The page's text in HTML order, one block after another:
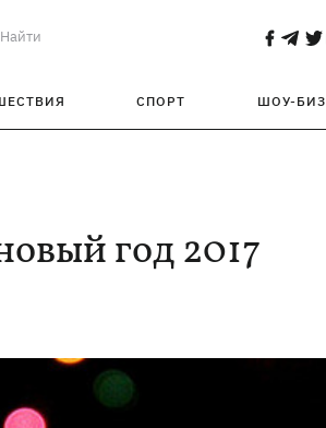
Найти
СПОРТ ШОУ-БИЗ
год 2017